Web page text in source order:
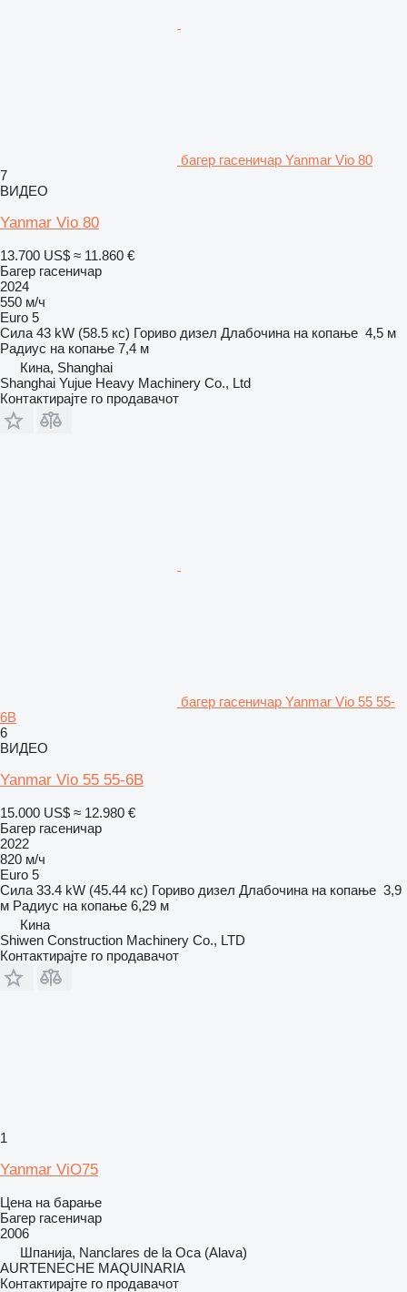
багер гасеничар Yanmar Vio 80
7
ВИДЕО
Yanmar Vio 80
13.700 US$ ≈ 11.860 €
Багер гасеничар
2024
550 м/ч
Euro 5
Сила 43 kW (58.5 кс) Гориво дизел Длабочина на копање 4,5 м
Радиус на копање 7,4 м
Кина, Shanghai
Shanghai Yujue Heavy Machinery Co., Ltd
Контактирајте го продавачот
багер гасеничар Yanmar Vio 55 55-
6B
6
ВИДЕО
Yanmar Vio 55 55-6B
15.000 US$ ≈ 12.980 €
Багер гасеничар
2022
820 м/ч
Euro 5
Сила 33.4 kW (45.44 кс) Гориво дизел Длабочина на копање 3,9
м Радиус на копање 6,29 м
Кина
Shiwen Construction Machinery Co., LTD
Контактирајте го продавачот
1
Yanmar ViO75
Цена на барање
Багер гасеничар
2006
Шпанија, Nanclares de la Oca (Alava)
AURTENECHE MAQUINARIA
Контактирајте го продавачот